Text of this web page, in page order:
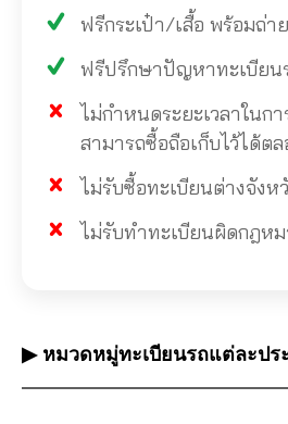
ฟรีกระเป๋า/เสื้อ พร้อมถ่า
ฟรีปรึกษาปัญหาทะเบียน
ไม่กำหนดระยะเวลาในก
สามารถซื้อถือเก็บไว้ได้ต
ไม่รับซื้อทะเบียนต่างจังห
ไม่รับทำทะเบียนผิดกฎห
▶ หมวดหมู่ทะเบียนรถแต่ละปร